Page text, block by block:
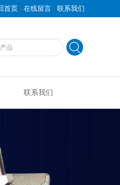
首页 | 在线留言 | 联系我们
联系我们